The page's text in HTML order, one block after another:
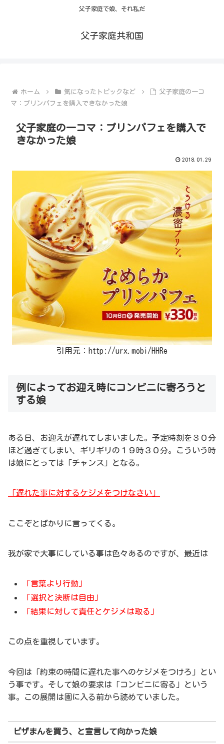
父子家庭で娘、それ私だ
父子家庭共和国
ホーム 気になったトピックなど
父子家庭の一コ
マ：プリンパフェを購入できなかった娘
父子家庭の一コマ：プリンパフェを購入で
きなかった娘
2018.01.29
引用元：http://urx.mobi/HHRe
例によってお迎え時にコンビニに寄ろうと
する娘
ある日、お迎えが遅れてしまいました。予定時刻を３０分
ほど過ぎてしまい、ギリギリの１９時３０分。こういう時
は娘にとっては「チャンス」となる。
「遅れた事に対するケジメをつけなさい」
ここぞとばかりに言ってくる。
我が家で大事にしている事は色々あるのですが、最近は
「言葉より行動」
「選択と決断は自由」
「結果に対して責任とケジメは取る」
この点を重視しています。
今回は「約束の時間に遅れた事へのケジメをつけろ」とい
う事です。そして娘の要求は「コンビニに寄る」という
事。この展開は園に入る前から読めていました。
ピザまんを買う、と宣言して向かった娘